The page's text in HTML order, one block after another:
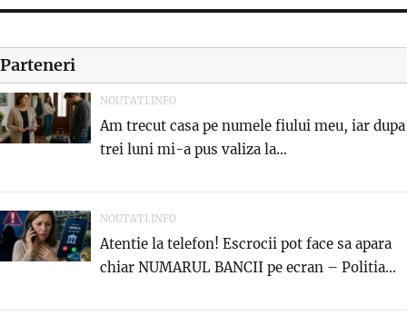
Parteneri
NOUTATI.INFO
Am trecut casa pe numele fiului meu, iar dupa
trei luni mi-a pus valiza la...
NOUTATI.INFO
Atentie la telefon! Escrocii pot face sa apara
chiar NUMARUL BANCII pe ecran – Politia...